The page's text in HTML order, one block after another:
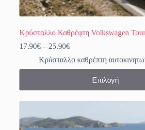
Κρύσταλλο Καθρέφτη Volkswagen
17.90€ – 25.90€Price
17.90€
Κρύσταλλο καθρέπτη
Επιλογή
προϊόν
έχει
παραλλαγές.
Οι